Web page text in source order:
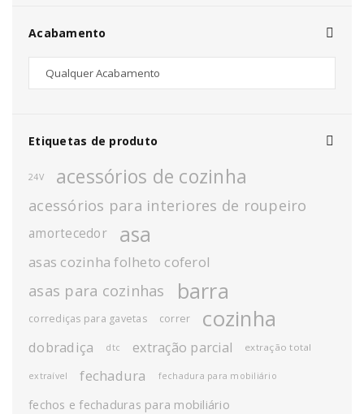
Acabamento
Etiquetas de produto
24V acessórios de cozinha
acessórios para interiores de roupeiro
amortecedor asa
asas cozinha folheto coferol
asas para cozinhas barra
corrediças para gavetas correr cozinha
dobradiça dtc extração parcial extração total
extraível fechadura fechadura para mobiliário
fechos e fechaduras para mobiliário